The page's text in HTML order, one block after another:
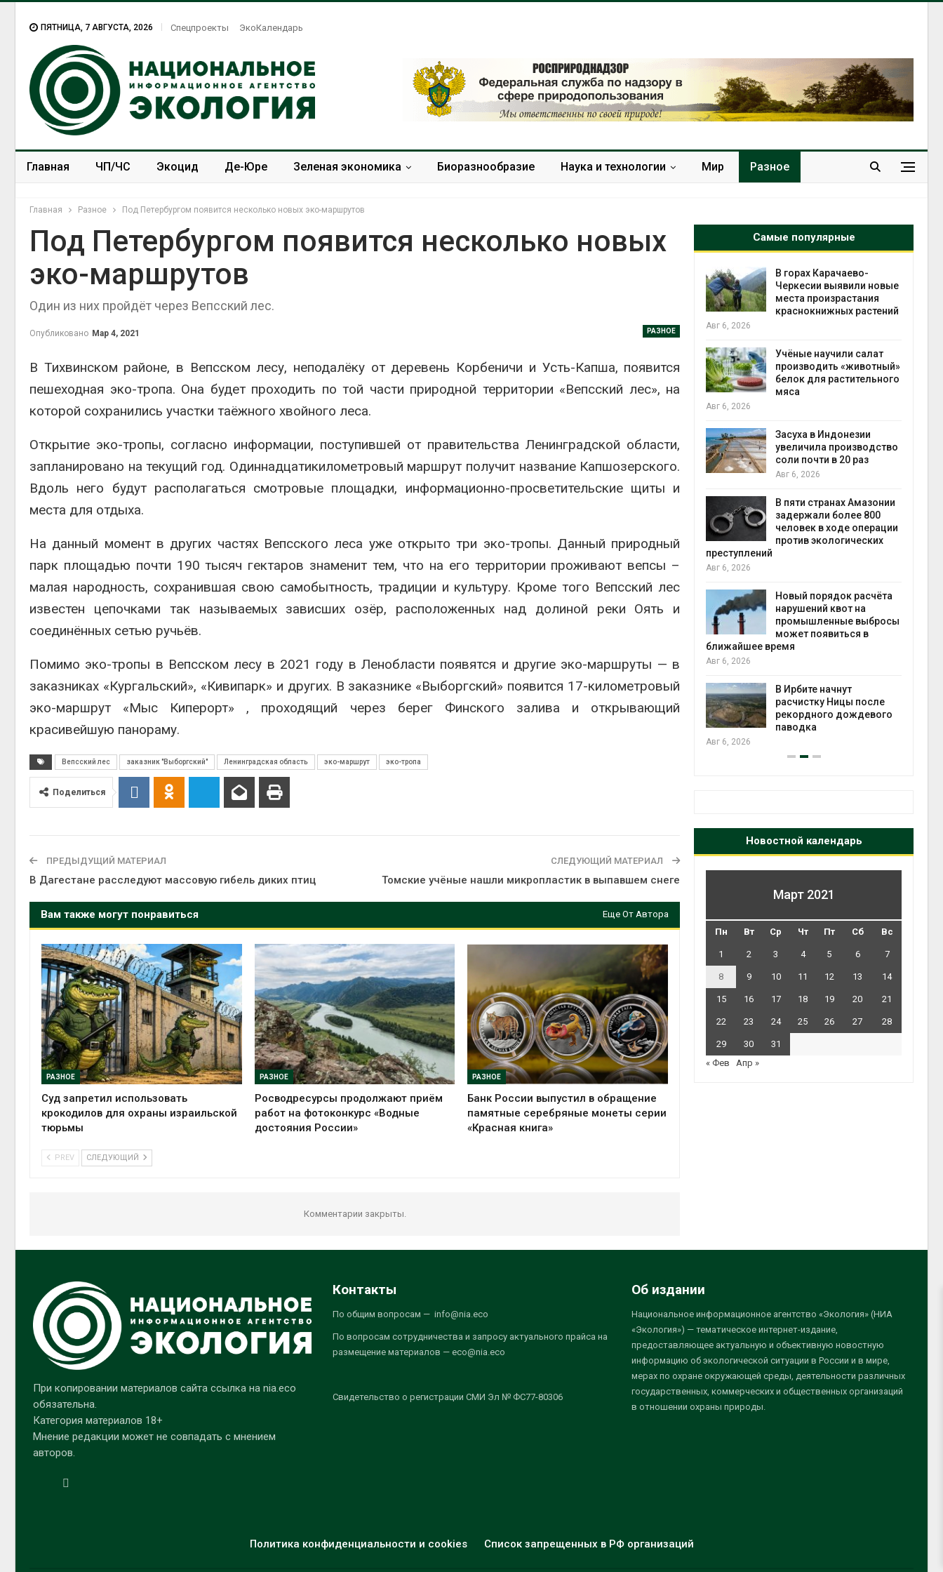
ПЯТНИЦА, 7 АВГУСТА, 2026 Спецпроекты ЭкоКалендарь
Главная ЧП/ЧС Экоцид Де-Юре Зеленая экономика Биоразнообразие Наука и технологии Мир Разное
Главная Разное Под Петербургом появится несколько новых эко-маршрутов
Под Петербургом появится несколько новых
эко-маршрутов
Один из них пройдёт через Вепсский лес.
РАЗНОЕ
Опубликовано Мар 4, 2021
В Тихвинском районе, в Вепсском лесу, неподалёку от деревень Корбеничи и Усть-Капша, появится
пешеходная эко-тропа. Она будет проходить по той части природной территории «Вепсский лес», на
которой сохранились участки таёжного хвойного леса.
Открытие эко-тропы, согласно информации, поступившей от правительства Ленинградской области,
запланировано на текущий год. Одиннадцатикилометровый маршрут получит название Капшозерского.
Вдоль него будут располагаться смотровые площадки, информационно-просветительские щиты и
места для отдыха.
На данный момент в других частях Вепсского леса уже открыто три эко-тропы. Данный природный
парк площадью почти 190 тысяч гектаров знаменит тем, что на его территории проживают вепсы –
малая народность, сохранившая свою самобытность, традиции и культуру. Кроме того Вепсский лес
известен цепочками так называемых зависших озёр, расположенных над долиной реки Оять и
соединённых сетью ручьёв.
Помимо эко-тропы в Вепсском лесу в 2021 году в Ленобласти появятся и другие эко-маршруты — в
заказниках «Кургальский», «Кивипарк» и других. В заказнике «Выборгский» появится 17-километровый
эко-маршрут «Мыс Киперорт» , проходящий через берег Финского залива и открывающий
красивейшую панораму.
Вепсский лес заказник "Выборгский" Ленинградская область эко-маршрут эко-тропа
Поделиться
ПРЕДЫДУЩИЙ МАТЕРИАЛ
В Дагестане расследуют массовую гибель диких птиц
СЛЕДУЮЩИЙ МАТЕРИАЛ
Томские учёные нашли микропластик в выпавшем снеге
Вам также могут понравиться Еще От Автора
РАЗНОЕ
Суд запретил использовать
крокодилов для охраны израильской
тюрьмы
РАЗНОЕ
Росводресурсы продолжают приём
работ на фотоконкурс «Водные
достояния России»
РАЗНОЕ
Банк России выпустил в обращение
памятные серебряные монеты серии
«Красная книга»
PREV СЛЕДУЮЩИЙ
Комментарии закрыты.
Самые популярные
Изменение климата
по всему миру
Авг 6, 2026
стоимость установки
солнечных панелей для
бизнеса
Авг 6, 2026
фестивалем
В Кении противников
строительства АЭС
проверяют по статье о
Суд запретил
крокодилов для охраны
израильской тюрьмы
Авг 5, 2026
Шэньси из-за паводков
тыс. человек
установили
экообменники для сбора
вторсырья
Авг 6, 2026
из воздуха с помощью
ветра
Авг 6, 2026
для контроля мусорных
больше лесной
вредителей и рубок
В горах Карачаево-
Черкесии выявили новые
места произрастания
краснокнижных растений
Авг 6, 2026
Учёные научили салат
производить «животный»
белок для растительного
мяса
Авг 6, 2026
Засуха в Индонезии
увеличила производство
соли почти в 20 раз
Авг 6, 2026
В пяти странах Амазонии
задержали более 800
человек в ходе операции
против экологических
преступлений
Авг 6, 2026
Новый порядок расчёта
нарушений квот на
промышленные выбросы
может появиться в
ближайшее время
Авг 6, 2026
В Ирбите начнут
расчистку Ницы после
рекордного дождевого
паводка
Авг 6, 2026
Новостной календарь
Март 2021
Пн Вт Ср Чт Пт Сб Вс
1 2 3 4 5 6 7
8 9 10 11 12 13 14
15 16 17 18 19 20 21
22 23 24 25 26 27 28
29 30
31
« Фев
Апр »
При копировании материалов сайта ссылка на nia.eco
обязательна.
Категория материалов 18+
Мнение редакции может не совпадать с мнением
авторов.
Контакты
По общим вопросам — info@nia.eco
По вопросам сотрудничества и запросу актуального прайса на
размещение материалов — eco@nia.eco
Свидетельство о регистрации СМИ Эл № ФС77-80306
Об издании
Национальное информационное агентство «Экология» (НИА
«Экология») — тематическое интернет-издание,
предоставляющее актуальную и объективную новостную
информацию об экологической ситуации в России и в мире,
мерах по охране окружающей среды, деятельности различных
государственных, коммерческих и общественных организаций
в отношении охраны природы.
Политика конфиденциальности и cookies Список запрещенных в РФ организаций